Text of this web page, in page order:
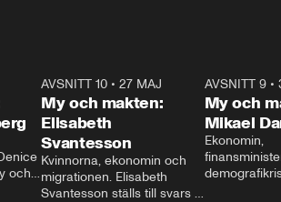
23:40
och
AVSNITT 10 •27 MAJ
My och makten:
Elisabeth
Svantesson
Kvinnorna, ekonomin och
migrationen. Elisabeth
Svantesson ställs till svars
AVSNITT 9•
My och
Mikael
Ekonomin,